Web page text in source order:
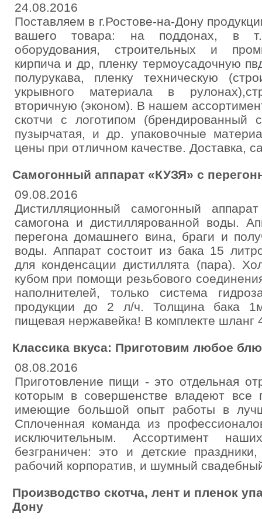
24.08.2016
Поставляем в г.Ростове-на-Дону
вашего товара: на поддонах, в
оборудования, строительных и
кирпича и др, пленку термоусадочную
полурукава, пленку техническую
укрывного материала в
вторичную (эконом). В нашем
скотчи с логотипом (брендированный
пузырчатая, и др. упаковочные
цены при отличном качестве. Доставка,
Самогонный аппарат «КУЗЯ» с
09.08.2016
Дистилляционный самогонный
самогона и дистиллярованной воды.
перегона домашнего вина, браги и
воды. Аппарат состоит из бака 15
для конденсации дистиллята (пара).
кубом при помощи резьбового
наполнителей, только система
продукции до 2 л/ч. Толщина бака
пищевая нержавейка! В комплекте шланг
Классика вкуса: Приготовим любое
08.08.2016
Приготовление пищи - это отдельная
которым в совершенстве владеют все
имеющие большой опыт работы в
Сплоченная команда из
исключительным. Ассортимент
безграничен: это и детские
рабочий корпоратив, и шумный
Производство скотча, лент и пленок
Дону